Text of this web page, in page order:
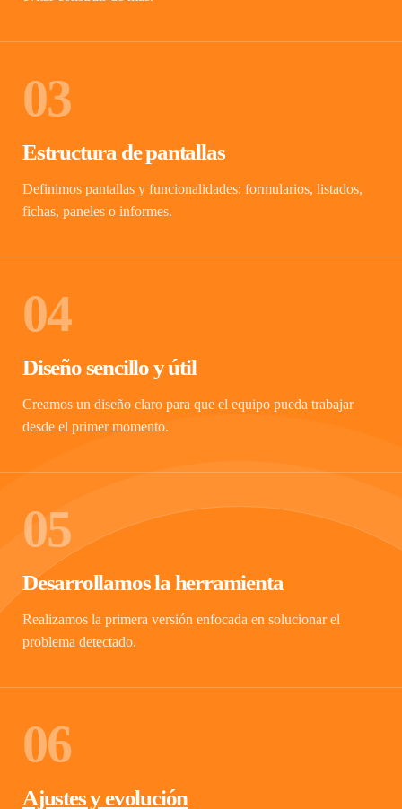
03
Estructura de pantallas
Definimos pantallas y funcionalidades: formularios, listados,
fichas, paneles o informes.
04
Diseño sencillo y útil
Creamos un diseño claro para que el equipo pueda trabajar
desde el primer momento.
05
Desarrollamos la herramienta
Realizamos la primera versión enfocada en solucionar el
problema detectado.
06
Ajustes y evolución